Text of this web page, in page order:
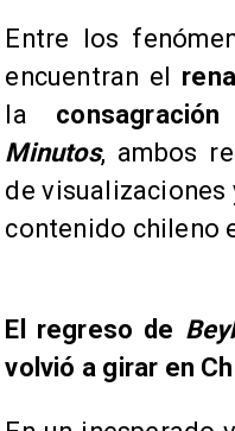
Entre los
encuentran el
la
Minutos, ambos
de visualizaciones
contenido chileno
El regreso de
volvió a girar en